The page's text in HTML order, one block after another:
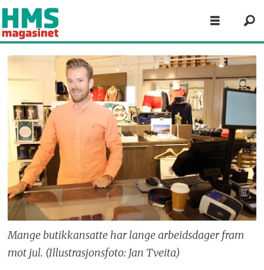
Mange butikkansatte har lange arbeidsdager fram
mot jul. (Illustrasjonsfoto: Jan Tveita)